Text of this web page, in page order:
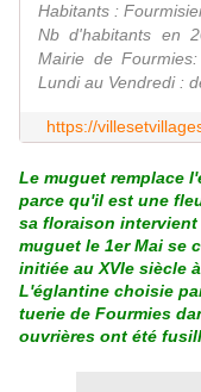
Habitants :
Nb d'habitants en
Mairie de
Lundi au Vendredi :
https://
Le muguet remplace
parce qu'il est une
sa floraison intervient
muguet le 1er Mai se
initiée au XVIe siècle
L'églantine choisie
tuerie de Fourmies
ouvrières ont été